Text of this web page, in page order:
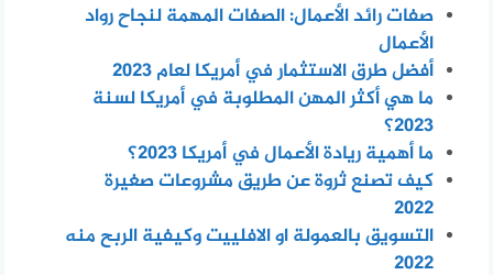
صفات رائد الأعمال: الصفات المهمة لنجاح رواد
الأعمال
أفضل طرق الاستثمار في أمريكا لعام 2023
ما هي أكثر المهن المطلوبة في أمريكا لسنة
2023؟
ما أهمية ريادة الأعمال في أمريكا 2023؟
كيف تصنع ثروة عن طريق مشروعات صغيرة
2022
التسويق بالعمولة او الافلييت وكيفية الربح منه
2022